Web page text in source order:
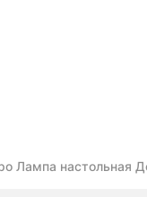
Лампа настольная